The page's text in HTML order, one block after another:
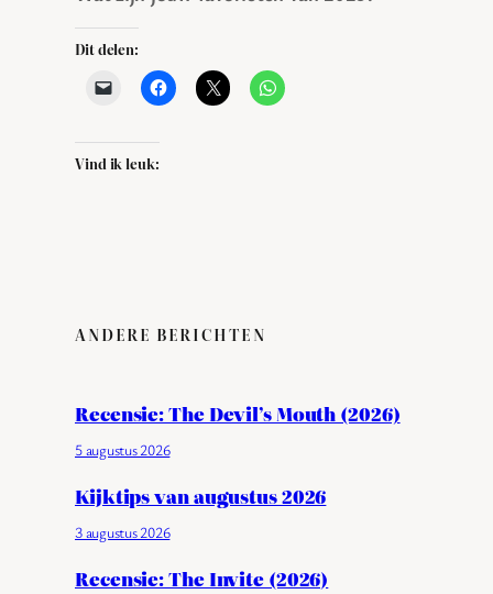
Dit delen:
Vind ik leuk:
ANDERE BERICHTEN
Recensie: The Devil’s Mouth (2026)
5 augustus 2026
Kijktips van augustus 2026
3 augustus 2026
Recensie: The Invite (2026)